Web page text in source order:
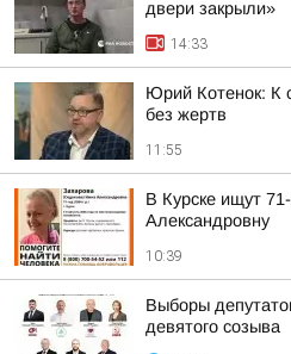
двери закрыли»
14:33
Юрий Котенок: К
без жертв
11:55
В Курске ищут
Александровну
10:39
Выборы
девятого созыва